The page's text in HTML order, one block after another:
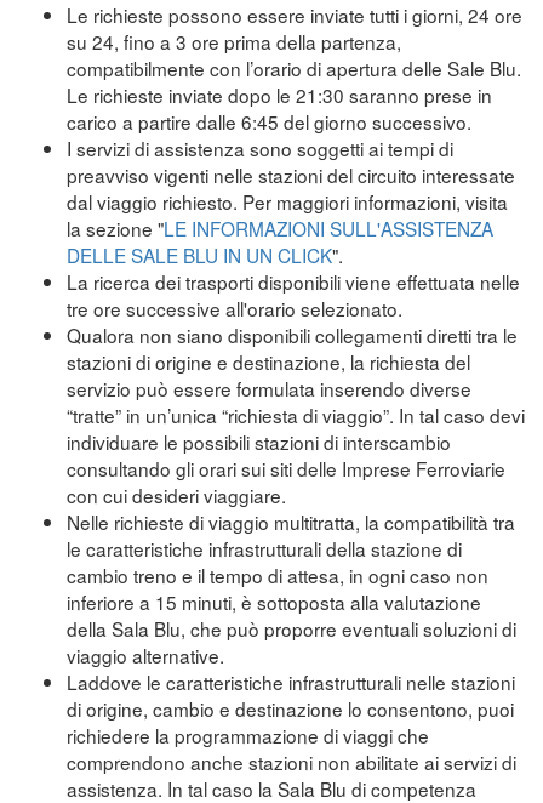
Le richieste possono essere inviate tutti i giorni, 24 ore
su 24, fino a 3 ore prima della partenza,
compatibilmente con l’orario di apertura delle Sale Blu.
Le richieste inviate dopo le 21:30 saranno prese in
carico a partire dalle 6:45 del giorno successivo.
I servizi di assistenza sono soggetti ai tempi di
preavviso vigenti nelle stazioni del circuito interessate
dal viaggio richiesto. Per maggiori informazioni, visita
la sezione "LE INFORMAZIONI SULL'ASSISTENZA
DELLE SALE BLU IN UN CLICK".
La ricerca dei trasporti disponibili viene effettuata nelle
tre ore successive all'orario selezionato.
Qualora non siano disponibili collegamenti diretti tra le
stazioni di origine e destinazione, la richiesta del
servizio può essere formulata inserendo diverse
“tratte” in un’unica “richiesta di viaggio”. In tal caso devi
individuare le possibili stazioni di interscambio
consultando gli orari sui siti delle Imprese Ferroviarie
con cui desideri viaggiare.
Nelle richieste di viaggio multitratta, la compatibilità tra
le caratteristiche infrastrutturali della stazione di
cambio treno e il tempo di attesa, in ogni caso non
inferiore a 15 minuti, è sottoposta alla valutazione
della Sala Blu, che può proporre eventuali soluzioni di
viaggio alternative.
Laddove le caratteristiche infrastrutturali nelle stazioni
di origine, cambio e destinazione lo consentono, puoi
richiedere la programmazione di viaggi che
comprendono anche stazioni non abilitate ai servizi di
assistenza. In tal caso la Sala Blu di competenza